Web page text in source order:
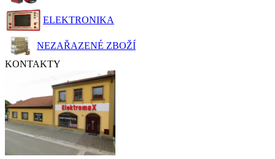
ELEKTRONIKA
NEZAŘAZENÉ ZBOŽÍ
KONTAKTY